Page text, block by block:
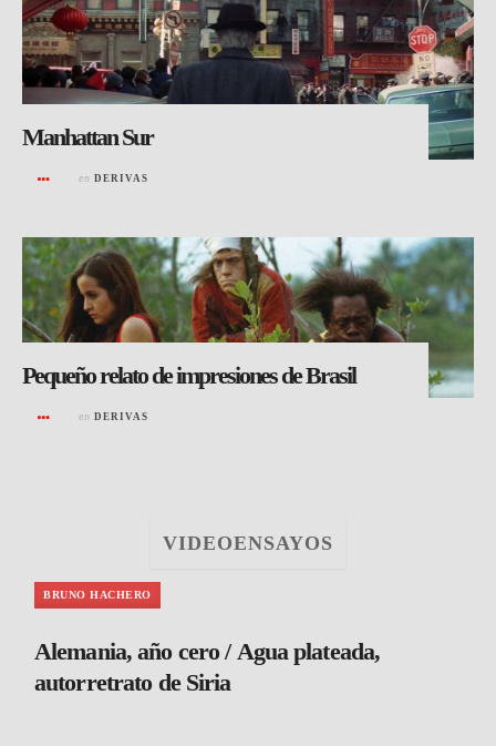
Manhattan Sur
en DERIVAS
Pequeño relato de impresiones de Brasil
en DERIVAS
VIDEOENSAYOS
BRUNO HACHERO
Alemania, año cero / Agua plateada,
autorretrato de Siria